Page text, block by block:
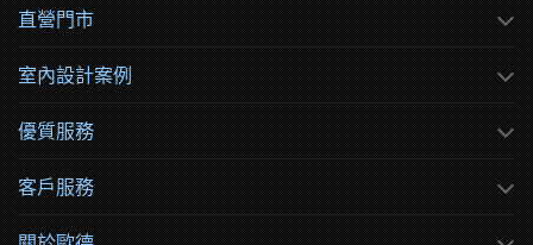
直營門市
室內設計案例
優質服務
客戶服務